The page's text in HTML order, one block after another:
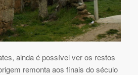
ainda é possível ver os restos
remonta aos finais do século